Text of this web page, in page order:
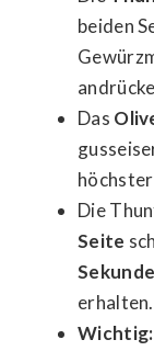
beiden
Das
Die
Seite
erhalten.
Wichtig: